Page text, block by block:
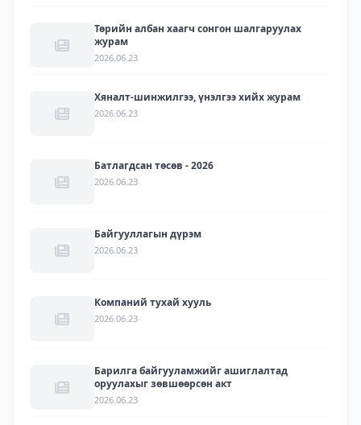
Төрийн албан хаагч сонгон шалгаруулах
журам
2026.06.23
Хяналт-шинжилгээ, үнэлгээ хийх журам
2026.06.23
Батлагдсан төсөв - 2026
2026.06.23
Байгууллагын дүрэм
2026.06.23
Компаний тухай хууль
2026.06.23
Барилга байгууламжийг ашиглалтад
оруулахыг зөвшөөрсөн акт
2026.06.23